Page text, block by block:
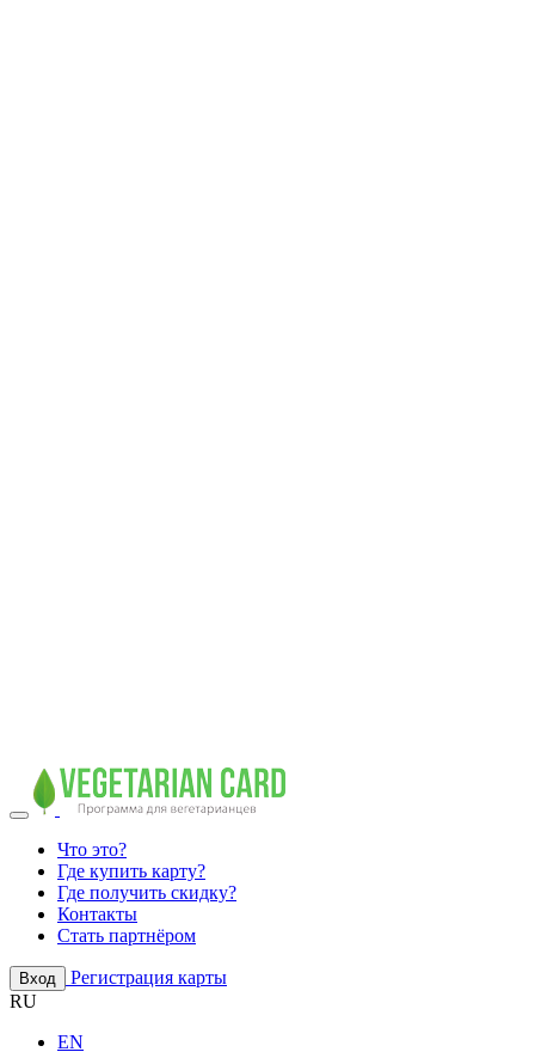
Что это?
Где купить карту?
Где получить скидку?
Контакты
Стать партнёром
Вход
Регистрация карты
RU
EN